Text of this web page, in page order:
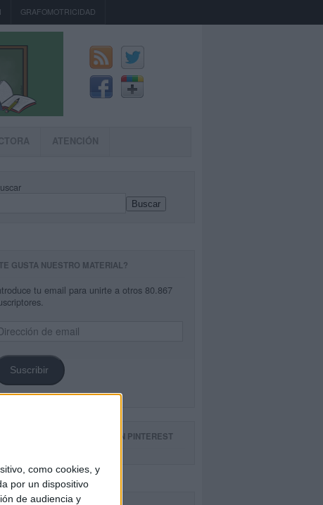
como cookies, y
por un dispositivo
de audiencia y
GRAFOMOTRICIDAD
ATENCIÓN
Buscar
GUSTA NUESTRO MATERIAL?
tu email para unirte a otros 80.867
Suscribir
SIGUE NUESTROS TABLEROS EN PINTEREST